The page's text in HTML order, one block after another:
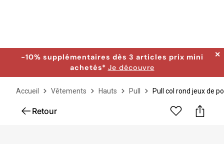
-10% supplémentaires dès 3 articles prix mini
achetés* Je découvre
✕
Accueil Vêtements Hauts Pull Pull col rond jeux de
Retour